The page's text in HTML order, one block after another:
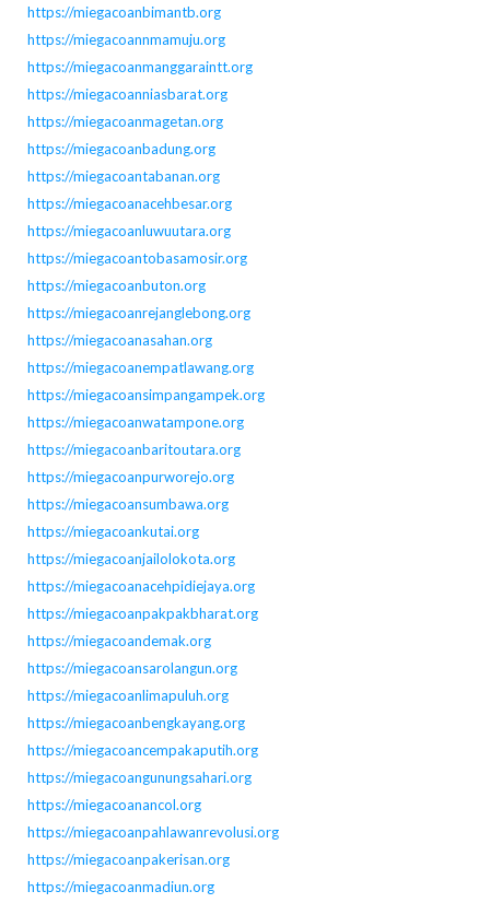
https://miegacoanbimantb.org
https://miegacoannmamuju.org
https://miegacoanmanggaraintt.org
https://miegacoanniasbarat.org
https://miegacoanmagetan.org
https://miegacoanbadung.org
https://miegacoantabanan.org
https://miegacoanacehbesar.org
https://miegacoanluwuutara.org
https://miegacoantobasamosir.org
https://miegacoanbuton.org
https://miegacoanrejanglebong.org
https://miegacoanasahan.org
https://miegacoanempatlawang.org
https://miegacoansimpangampek.org
https://miegacoanwatampone.org
https://miegacoanbaritoutara.org
https://miegacoanpurworejo.org
https://miegacoansumbawa.org
https://miegacoankutai.org
https://miegacoanjailolokota.org
https://miegacoanacehpidiejaya.org
https://miegacoanpakpakbharat.org
https://miegacoandemak.org
https://miegacoansarolangun.org
https://miegacoanlimapuluh.org
https://miegacoanbengkayang.org
https://miegacoancempakaputih.org
https://miegacoangunungsahari.org
https://miegacoanancol.org
https://miegacoanpahlawanrevolusi.org
https://miegacoanpakerisan.org
https://miegacoanmadiun.org